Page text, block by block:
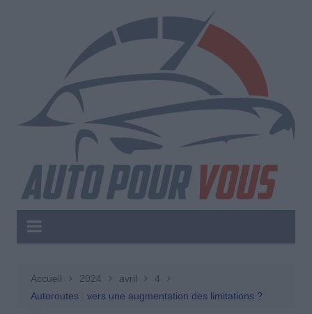
Accueil 2024 avril
4
Autoroutes : vers une augmentation des limitations ?